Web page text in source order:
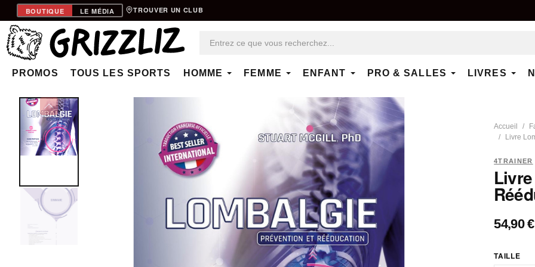
BOUTIQUE LE MÉDIA TROUVER UN CLUB
PROMOS TOUS LES SPORTS HOMME FEMME ENFANT PRO & SALLES LIVRES
Accueil
Livre
4TRAINER
54,90 €
TAILLE